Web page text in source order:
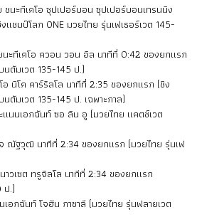
นะทีเคโอ ซุปเปอร์บอน ซุปเปอร์บอนเทรนนิง
ชมป์โลก ONE มวยไทย รุ่นเฟเธอร์เวต 145-
นะทีเคโอ ควอน วอน อิล นาทีที่ 0:42 ของยกแรก
นตัมเวต 135-145 ป.)
อ นิโค คาร์ริลโล นาทีที่ 2:35 ของยกแรก (ชิง
ตัมเวต 135-145 ป. เฉพาะกาล)
นนเอกฉันท์ ซอ ลิน อู (มวยไทย แคตช์เวต
จ ณัฐวุฒิ นาทีที่ 2:34 ของยกแรก (มวยไทย รุ่นเฟ
วเซต ทรูจิลโล นาทีที่ 2:34 ของยกแรก
ป.)
อกฉันท์ โจฮัน กาซาลี (มวยไทย รุ่นฟลายเวต